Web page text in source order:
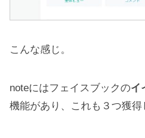
こんな感じ。
noteにはフェイスブックのイ
機能があり、これも３つ獲得